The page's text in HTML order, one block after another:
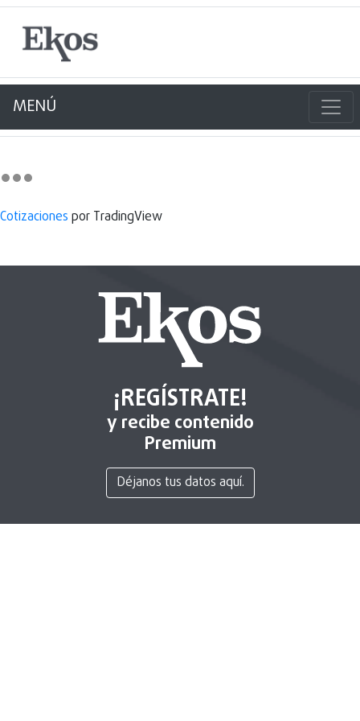
MENÚ
Cotizaciones por TradingView
¡REGÍSTRATE!
y recibe contenido
Premium
Déjanos tus datos aquí.